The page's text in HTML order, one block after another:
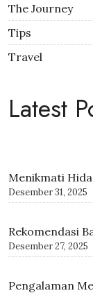
The Journey
Tips
Travel
Latest
Menikmati
Desember 31, 2025
Rekomendasi
Desember 27, 2025
Pengalaman